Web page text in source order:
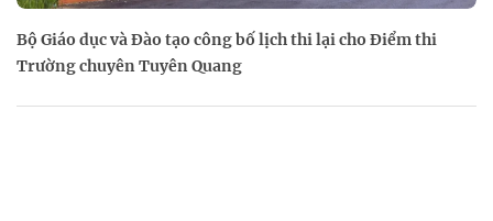
Bộ Giáo dục và Đào tạo công bố lịch thi lại cho Điểm thi
Trường chuyên Tuyên Quang